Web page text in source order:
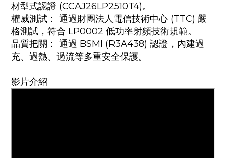
材型式認證 (CCAJ26LP2510T4)。
權威測試： 通過財團法人電信技術中心 (TTC) 嚴
格測試，符合 LP0002 低功率射頻技術規範。
品質把關： 通過 BSMI (R3A438) 認證，內建過
充、過熱、過流等多重安全保護。
影片介紹